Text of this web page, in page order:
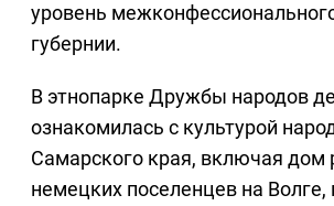
уровень
губернии.
В этнопарке Дружбы народов
ознакомилась с культурой
Самарского края, включая дом
немецких поселенцев на Волге,